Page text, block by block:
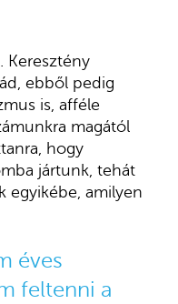
Keresztény
ebből pedig
is, afféle
magától
hogy
jártunk, tehát
egyikébe, amilyen
éves
feltenni a